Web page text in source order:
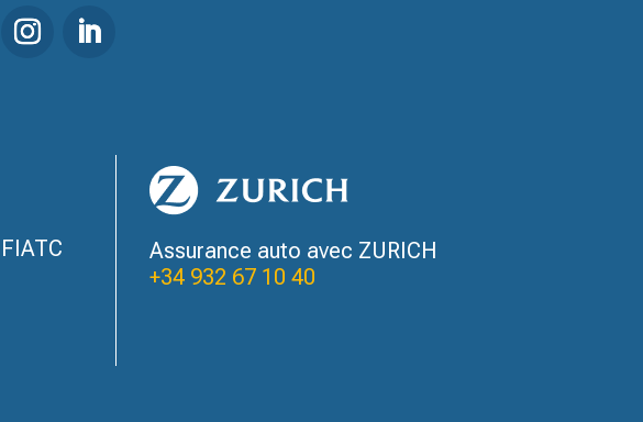
Assurance auto avec ZURICH
+34 932 67 10 40